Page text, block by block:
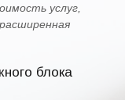
услуг,
блока